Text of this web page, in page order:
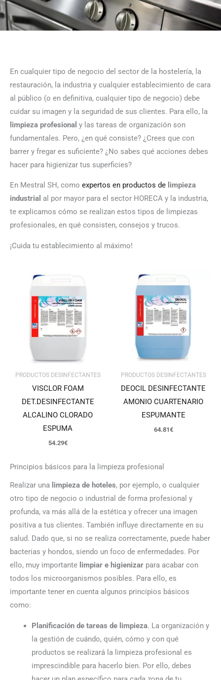
En cualquier tipo de negocio del sector de la hostelería, la
restauración, la industria y cualquier establecimiento de cara
al público (o en definitiva, cualquier tipo de negocio) debe
cuidar su imagen y la seguridad de sus clientes. Para ello, la
limpieza profesional y las tareas de organización son
fundamentales. Pero, ¿en qué consiste? ¿Crees que con
barrer y fregar es suficiente? ¿No sabes qué acciones debes
hacer para higienizar tus superficies?
En Mestral SH, como expertos en productos de limpieza
industrial al por mayor para el sector HORECA y la industria,
te explicamos cómo se realizan estos tipos de limpiezas
profesionales, en qué consisten, consejos y trucos.
¡Cuida tu establecimiento al máximo!
PRODUCTOS DESINFECTANTES
VISCLOR FOAM
DET.DESINFECTANTE
ALCALINO CLORADO
ESPUMA
54.29€
PRODUCTOS DESINFECTANTES
DEOCIL DESINFECTANTE
AMONIO CUARTENARIO
ESPUMANTE
64.81€
Principios básicos para la limpieza profesional
Realizar una limpieza de hoteles, por ejemplo, o cualquier
otro tipo de negocio o industrial de forma profesional y
profunda, va más allá de la estética y ofrecer una imagen
positiva a tus clientes. También influye directamente en su
salud. Dado que, si no se realiza correctamente, puede haber
bacterias y hondos, siendo un foco de enfermedades. Por
ello, muy importante limpiar e higienizar para acabar con
todos los microorganismos posibles. Para ello, es
importante tener en cuenta algunos principios básicos
como:
Planificación de tareas de limpieza. La organización y
la gestión de cuándo, quién, cómo y con qué
productos se realizará la limpieza profesional es
imprescindible para hacerlo bien. Por ello, debes